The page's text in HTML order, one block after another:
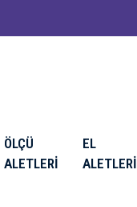
ÖLÇÜ
ALETLERİ
EL
ALETLERİ